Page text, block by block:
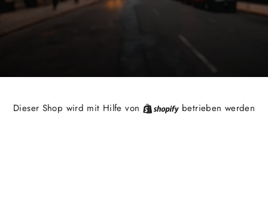
Dieser Shop wird mit Hilfe von Shopify
betrieben werden